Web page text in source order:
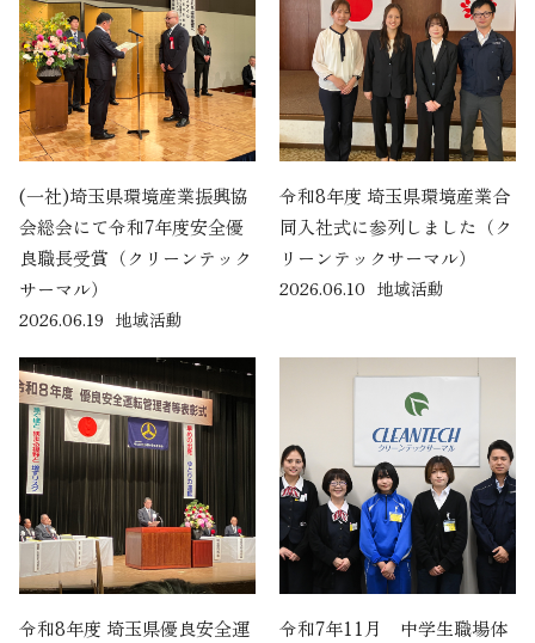
(一社)埼玉県環境産業振興協
会総会にて令和7年度安全優
良職長受賞（クリーンテック
サーマル）
2026.06.19 地域活動
令和8年度 埼玉県環境産業合
同入社式に参列しました（ク
リーンテックサーマル）
2026.06.10 地域活動
令和8年度 埼玉県優良安全運
令和7年11月 中学生職場体